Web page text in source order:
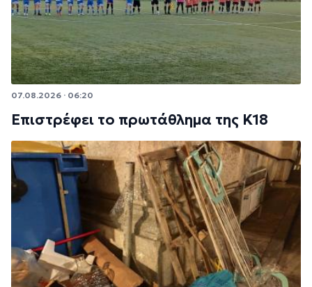
07.08.2026 · 06:20
Επιστρέφει το πρωτάθλημα της Κ18